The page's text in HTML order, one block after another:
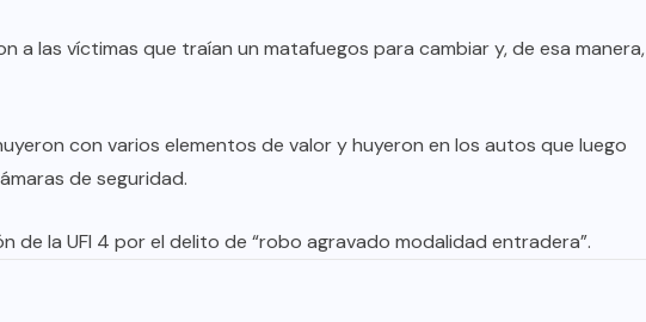
a las víctimas que traían un matafuegos para cambiar y, de esa manera,
con varios elementos de valor y huyeron en los autos que luego
de seguridad.
de la UFI 4 por el delito de “robo agravado modalidad entradera”.
del
en